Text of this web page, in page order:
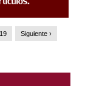
19 Siguiente ›